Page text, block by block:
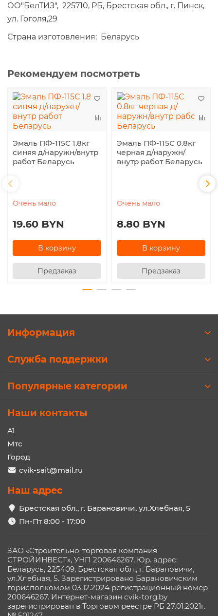
ОО"БелТИЗ", 225710, РБ, Брестская обл., г. Пинск,
ул. Гоголя,29
Страна изготовления: Беларусь
Рекомендуем посмотреть
Эмаль ПФ-115С 1.8кг
синяя д/наружн/внутр
работ Беларусь
Очень мало
19.60 BYN
В корзину
Предзаказ
Эмаль ПФ-115С 0.8кг
черная д/наружн/
внутр работ Беларусь
Очень мало
8.80 BYN
В корзину
Предзаказ
Информация
Служба поддержки
Популярные категории
Наши контакты
A1
Мтс
Город
cvik-sait@mail.ru
Наш адрес
Брестская обл., г. Барановичи, ул.Хлебная, 5
Пн-Пт 8:00 - 17:00
ЗАО «Строительно-торговая компания
СТРОЙИНВЕСТ», УНП 200646267, Юр. адрес:
Беларусь, 225409, Брестская обл., г. Барановичи,
ул.Хлебная, 5. Зарегистрировано Барановичским
горисполкомом 03.12.2024 регистрационный номер
200646267. Интернет-магазин cvik-torg.by
зарегистрирован в Торговом реестре РБ 27.01.2021г.